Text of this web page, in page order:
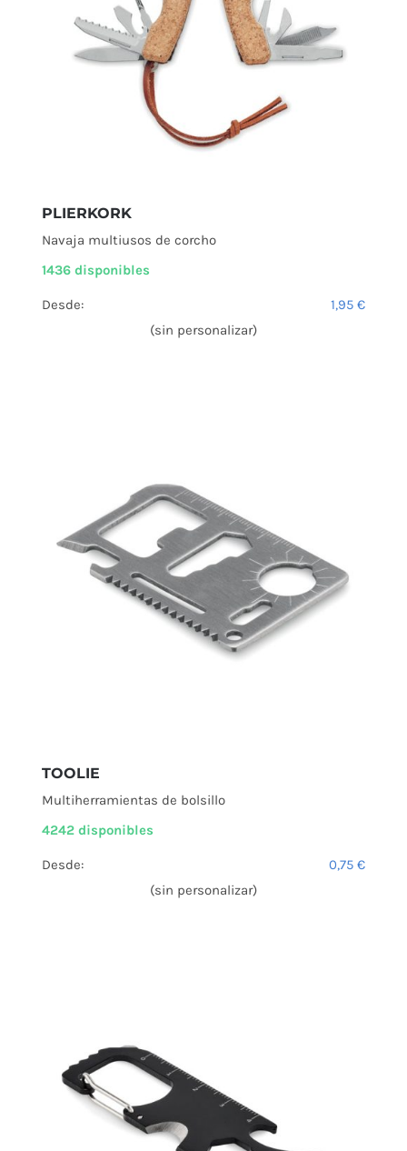
PLIERKORK
Navaja multiusos de corcho
1436 disponibles
Desde: 1,95 €
(sin personalizar)
TOOLIE
Multiherramientas de bolsillo
4242 disponibles
Desde: 0,75 €
(sin personalizar)